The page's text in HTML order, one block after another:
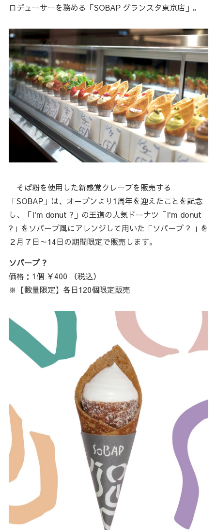
ロデューサーを務める「SOBAP グランスタ東京店」。
そば粉を使用した新感覚クレープを販売する
「SOBAP」は、オープンより1周年を迎えたことを記念
し、「I'm donut ?」の王道の人気ドーナツ「I'm donut
?」をソバープ風にアレンジして用いた「ソバープ ? 」を
２月７日～14日の期間限定で販売します。
ソバープ ?
価格：1個 ￥400 （税込）
※【数量限定】各日120個限定販売